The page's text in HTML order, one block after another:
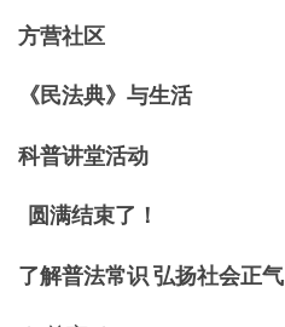
方营社区
《民法典》与生活
科普讲堂活动
圆满结束了！
了解普法常识 弘扬社会正气